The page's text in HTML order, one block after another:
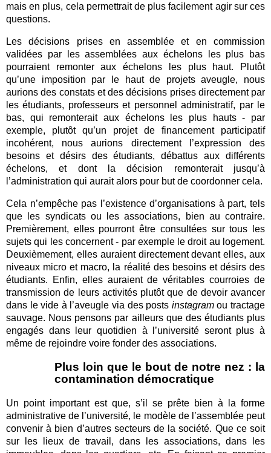
mais en plus, cela permettrait de plus facilement agir sur ces
questions.
Les décisions prises en assemblée et en commission
validées par les assemblées aux échelons les plus bas
pourraient remonter aux échelons les plus haut. Plutôt
qu’une imposition par le haut de projets aveugle, nous
aurions des constats et des décisions prises directement par
les étudiants, professeurs et personnel administratif, par le
bas, qui remonterait aux échelons les plus hauts - par
exemple, plutôt qu’un projet de financement participatif
incohérent, nous aurions directement l’expression des
besoins et désirs des étudiants, débattus aux différents
échelons, et dont la décision remonterait jusqu’à
l’administration qui aurait alors pour but de coordonner cela.
Cela n’empêche pas l’existence d’organisations à part, tels
que les syndicats ou les associations, bien au contraire.
Premièrement, elles pourront être consultées sur tous les
sujets qui les concernent - par exemple le droit au logement.
Deuxièmement, elles auraient directement devant elles, aux
niveaux micro et macro, la réalité des besoins et désirs des
étudiants. Enfin, elles auraient de véritables courroies de
transmission de leurs activités plutôt que de devoir avancer
dans le vide à l’aveugle via des posts instagramou tractage
sauvage. Nous pensons par ailleurs que des étudiants plus
engagés dans leur quotidien à l’université seront plus à
même de rejoindre voire fonder des associations.
Plus loin que le bout de notre nez : la
contamination démocratique
Un point important est que, s’il se prête bien à la forme
administrative de l’université, le modèle de l’assemblée peut
convenir à bien d’autres secteurs de la société. Que ce soit
sur les lieux de travail, dans les associations, dans les